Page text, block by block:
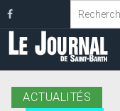
ACTUALITÉS